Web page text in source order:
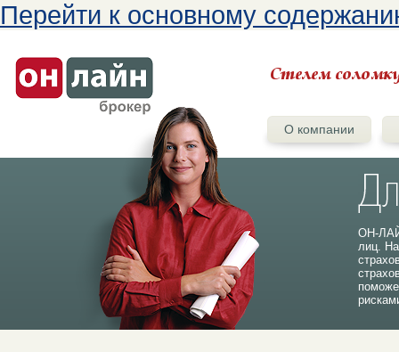
Перейти к основному
О компании
ОН-
лиц.